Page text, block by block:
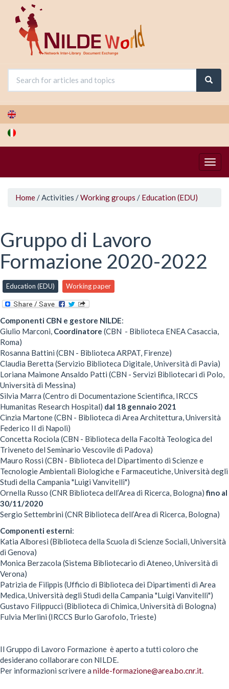
content
You
here
Home /Activities /Working groups / Education (EDU)
Gruppo di Lavoro
Formazione 2020-2022
Education (EDU) Working paper
Componenti CBN e gestore NILDE:
Giulio Marconi, Coordinatore (CBN - Biblioteca ENEA Casaccia,
Roma)
Rosanna Battini (CBN - Biblioteca ARPAT, Firenze)
Claudia Beretta (Servizio Biblioteca Digitale, Università di Pavia)
Loriana Maimone Ansaldo Patti (CBN - Servizi Bibliotecari di Polo,
Università di Messina)
Silvia Marra (Centro di Documentazione Scientifica, IRCCS
Humanitas Research Hospital) dal 18 gennaio 2021
Cinzia Martone (CBN - Biblioteca di Area Architettura, Università
Federico II di Napoli)
Concetta Rociola (CBN - Biblioteca della Facoltà Teologica del
Triveneto del Seminario Vescovile di Padova)
Mauro Rossi (CBN - Biblioteca del Dipartimento di Scienze e
Tecnologie Ambientali Biologiche e Farmaceutiche, Università degli
Studi della Campania "Luigi Vanvitelli")
Ornella Russo (CNR Biblioteca dell’Area di Ricerca, Bologna)fino al
30/11/2020
Sergio Settembrini (CNR Biblioteca dell’Area di Ricerca, Bologna)
Componenti esterni:
Katia Alboresi (Biblioteca della Scuola di Scienze Sociali, Università
di Genova)
Monica Berzacola (Sistema Bibliotecario di Ateneo, Università di
Verona)
Patrizia de Filippis (Ufficio di Biblioteca dei Dipartimenti di Area
Medica, Università degli Studi della Campania "Luigi Vanvitelli")
Gustavo Filippucci (Biblioteca di Chimica, Università di Bologna)
Fulvia Merlini (IRCCS Burlo Garofolo, Trieste)
Il Gruppo di Lavoro Formazione è aperto a tutti coloro che
desiderano collaborare con NILDE.
Per informazioni scrivere a nilde-formazione@area.bo.cnr.it.